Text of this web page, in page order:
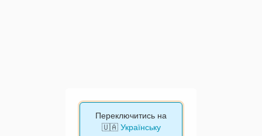
Переключитись на
🇺🇦 Українську